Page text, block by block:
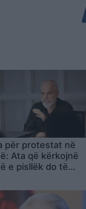
për protestat në
Ata që kërkojnë
e pisllëk do të